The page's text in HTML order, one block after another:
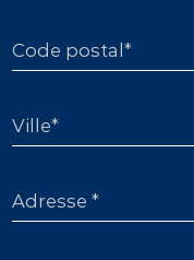
Code postal*
Ville*
Adresse *